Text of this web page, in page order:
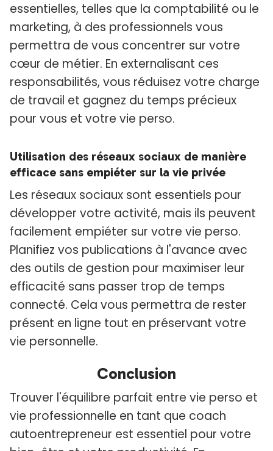
essentielles, telles que la comptabilité ou le
marketing, à des professionnels vous
permettra de vous concentrer sur votre
cœur de métier. En externalisant ces
responsabilités, vous réduisez votre charge
de travail et gagnez du temps précieux
pour vous et votre vie perso.
Utilisation des réseaux sociaux de manière
efficace sans empiéter sur la vie privée
Les réseaux sociaux sont essentiels pour
développer votre activité, mais ils peuvent
facilement empiéter sur votre vie perso.
Planifiez vos publications à l'avance avec
des outils de gestion pour maximiser leur
efficacité sans passer trop de temps
connecté. Cela vous permettra de rester
présent en ligne tout en préservant votre
vie personnelle.
Conclusion
Trouver l'équilibre parfait entre vie perso et
vie professionnelle en tant que coach
autoentrepreneur est essentiel pour votre